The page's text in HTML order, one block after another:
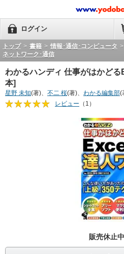
ログイン
トップ > 書籍 > 情報･通信･コンピュータ >
ネットワーク･通信
わかるハンディ 仕事がはかど
本]
星野 未知(著)、 不二 桜(著)、 わかる編集部(
レビュー （1）
販売休止